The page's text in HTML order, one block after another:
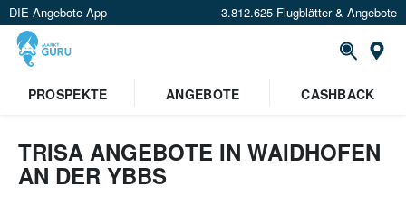
DIE Angebote App 3.812.625 Flugblätter & Angebote
Standort festlegen
PROSPEKTE ANGEBOTE CASHBACK
TRISA ANGEBOTE IN WAIDHOFEN
AN DER YBBS